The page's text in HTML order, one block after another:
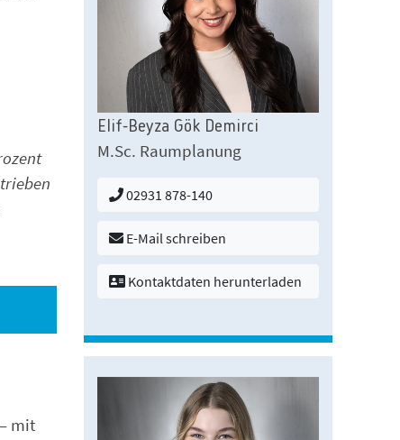
mit
Elif-Beyza Gök Demirci
M.Sc. Raumplanung
02931 878-140
E-Mail schreiben
Kontaktdaten herunterladen